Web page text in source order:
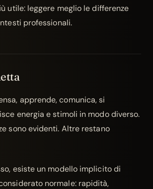
utile: leggere meglio le differenze
professionali.
apprende, comunica, si
energia e stimoli in modo diverso.
sono evidenti. Altre restano
esiste un modello implicito di
normale: rapidità,